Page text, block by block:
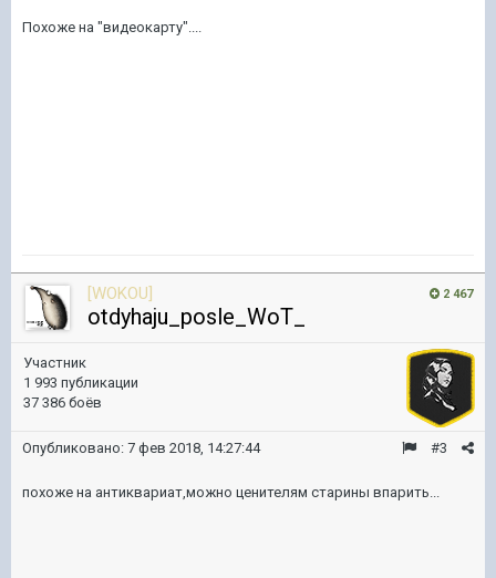
Похоже на "видеокарту"....
2 467
[WOKOU]
otdyhaju_posle_WoT_
Участник
1 993 публикации
37 386 боёв
#3
Опубликовано: 7 фев 2018, 14:27:44
похоже на антиквариат,можно ценителям старины впарить...